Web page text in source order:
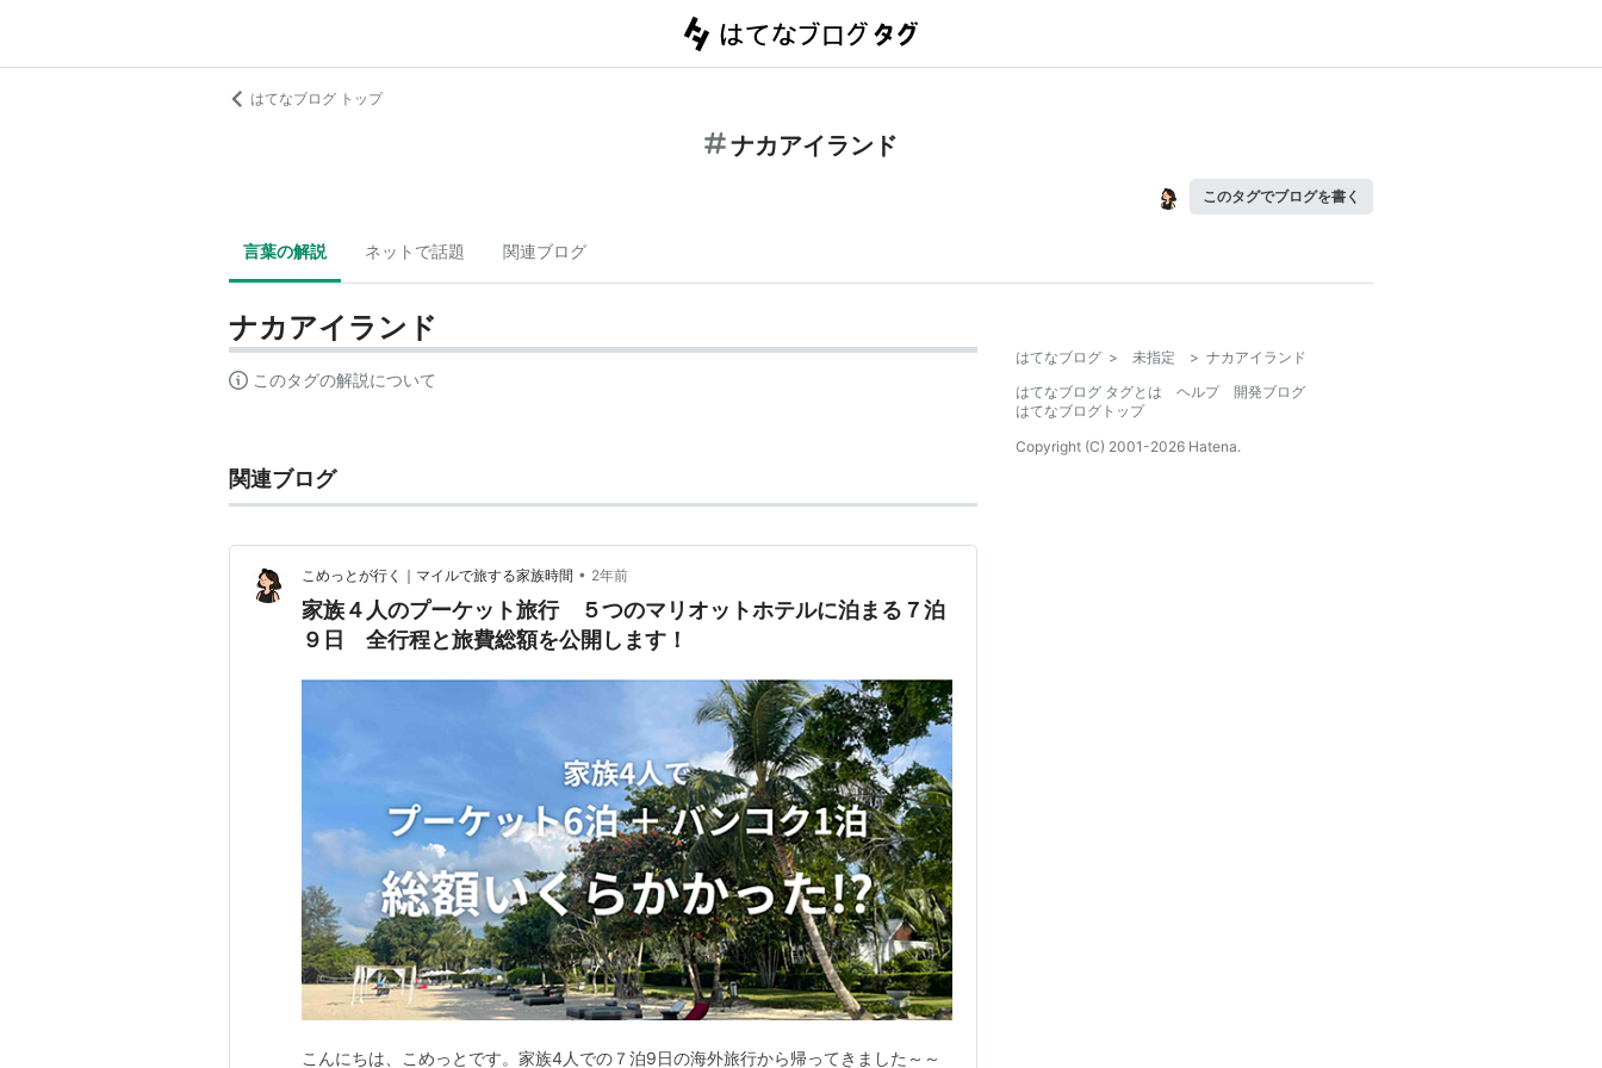
はてなブログ トップ
ナカアイランド
このタグでブログを書く
言葉の解説 ネットで話題 関連ブログ
ナカアイランド
このタグの解説について
関連ブログ
こめっとが行く｜マイルで旅する家族時間 • 2年前
家族４人のプーケット旅行 ５つのマリオットホテルに泊まる７泊
９日 全行程と旅費総額を公開します！
こんにちは、こめっとです。家族4人での７泊9日の海外旅行から帰ってきました～～
はてなブログ > 未指定 > ナカアイランド
はてなブログ タグとは
ヘルプ
開発ブログ
はてなブログトップ
Copyright (C) 2001-2026 Hatena.